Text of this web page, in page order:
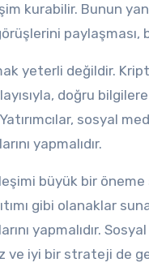
kurabilir. Bunun
yeterli değildir.
doğru
sosyal
yapmalıdır.
büyük bir
gibi olanaklar
yapmalıdır.
ve iyi bir strateji de